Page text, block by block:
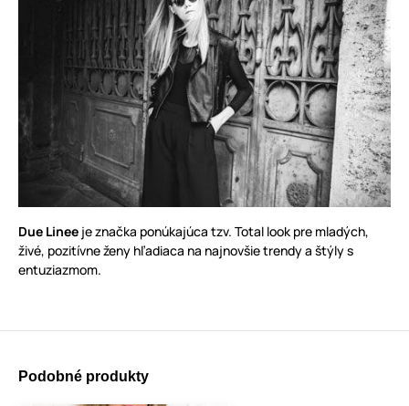
Due Linee je značka ponúkajúca tzv. Total look pre mladých,
živé, pozitívne ženy hľadiaca na najnovšie trendy a štýly s
entuziazmom.
Podobné produkty